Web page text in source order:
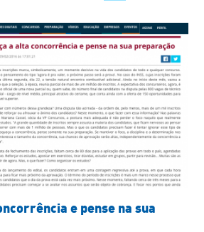
e pense na sua